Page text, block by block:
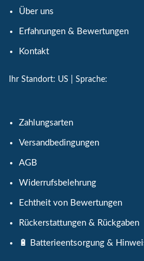
Über uns
Erfahrungen & Bewertungen
Kontakt
Ihr Standort: US | Sprache:
Zahlungsarten
Versandbedingungen
AGB
Widerrufsbelehrung
Echtheit von Bewertungen
Rückerstattungen & Rückgaben
🔋 Batterieentsorgung &